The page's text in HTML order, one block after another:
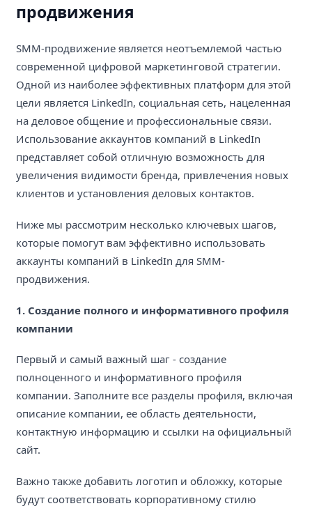
продвижения
SMM-продвижение является неотъемлемой частью
современной цифровой маркетинговой стратегии.
Одной из наиболее эффективных платформ для этой
цели является LinkedIn, социальная сеть, нацеленная
на деловое общение и профессиональные связи.
Использование аккаунтов компаний в LinkedIn
представляет собой отличную возможность для
увеличения видимости бренда, привлечения новых
клиентов и установления деловых контактов.
Ниже мы рассмотрим несколько ключевых шагов,
которые помогут вам эффективно использовать
аккаунты компаний в LinkedIn для SMM-
продвижения.
1. Создание полного и информативного профиля
компании
Первый и самый важный шаг - создание
полноценного и информативного профиля
компании. Заполните все разделы профиля, включая
описание компании, ее область деятельности,
контактную информацию и ссылки на официальный
сайт.
Важно также добавить логотип и обложку, которые
будут соответствовать корпоративному стилю